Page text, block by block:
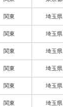
関東 埼玉県
関東 埼玉県
関東 埼玉県
関東 埼玉県
関東 埼玉県
関東 埼玉県